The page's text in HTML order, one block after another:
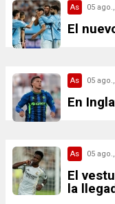
As 05
El
As 05
En
As 05
El
la